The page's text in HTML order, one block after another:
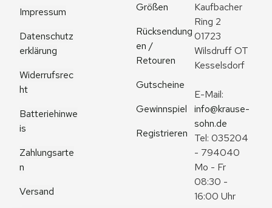
Impressum
Datenschutz
erklärung
Widerrufsrec
ht
Batteriehinwe
is
Zahlungsarte
n
Versand
Größen
Rücksendung
en /
Retouren
Gutscheine
Gewinnspiel
Registrieren
Kaufbacher
Ring 2
01723
Wilsdruff OT
Kesselsdorf
info@krause-
sohn.de
Tel: 035204
- 794040
Mo - Fr
08:30 -
16:00 Uhr